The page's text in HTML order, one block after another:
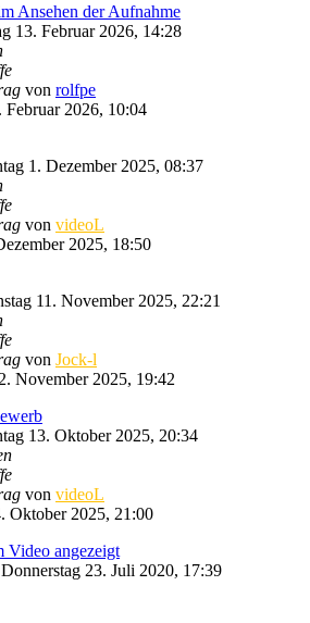
Ansehen der Aufnahme
13. Februar 2026, 14:28
von rolfpe
Februar 2026, 10:04
1. Dezember 2025, 08:37
von videoL
2025, 18:50
11. November 2025, 22:21
von Jock-l
November 2025, 19:42
13. Oktober 2025, 20:34
von videoL
Oktober 2025, 21:00
Video angezeigt
23. Juli 2020, 17:39